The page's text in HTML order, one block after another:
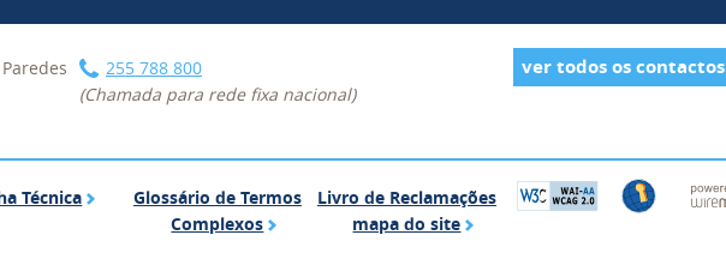
255 788 800
(Chamada para rede fixa nacional)
ver todos os contactos
Ficha Técnica
Técnica Glossário de Termos Complexos
Glossário de Termos
Complexos
Livro de Reclamações
Livro de Reclamações
mapa do site
mapa do site